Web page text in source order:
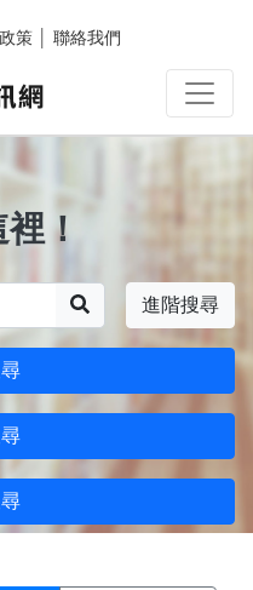
策 聯絡我們
！
進階搜尋
面